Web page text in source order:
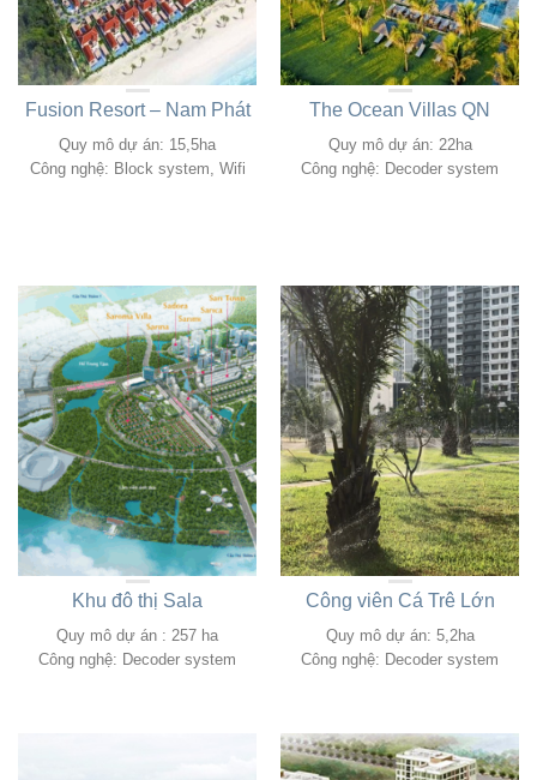
Fusion Resort – Nam Phát
Quy mô dự án: 15,5ha
Công nghệ: Block system, Wifi
The Ocean Villas QN
Quy mô dự án: 22ha
Công nghệ: Decoder system
Khu đô thị Sala
Quy mô dự án : 257 ha
Công nghệ: Decoder system
Công viên Cá Trê Lớn
Quy mô dự án: 5,2ha
Công nghệ: Decoder system